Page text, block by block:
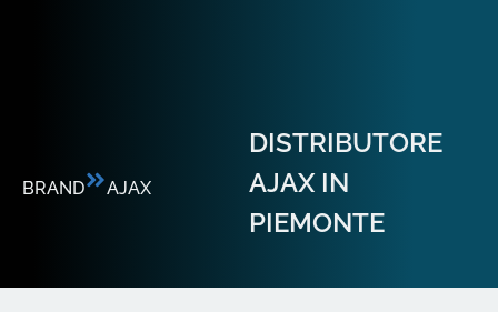
BRAND AJAX
DISTRIBUTORE
AJAX IN
PIEMONTE